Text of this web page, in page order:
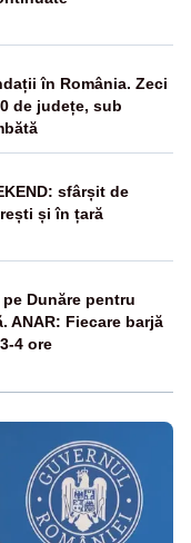
în România. Zeci
de județe, sub
sfârșit de
și în țară
Dunăre pentru
ANAR: Fiecare barjă
4 ore